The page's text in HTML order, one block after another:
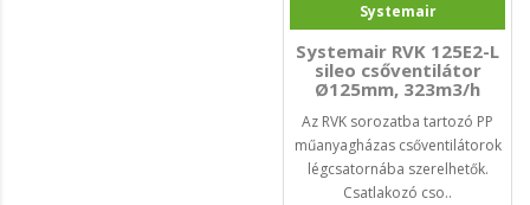
Systemair
Systemair RVK 125E2-L
sileo csőventilátor
Ø125mm, 323m3/h
Az RVK sorozatba tartozó PP
műanyagházas csőventilátorok
légcsatornába szerelhetők.
Csatlakozó cso..